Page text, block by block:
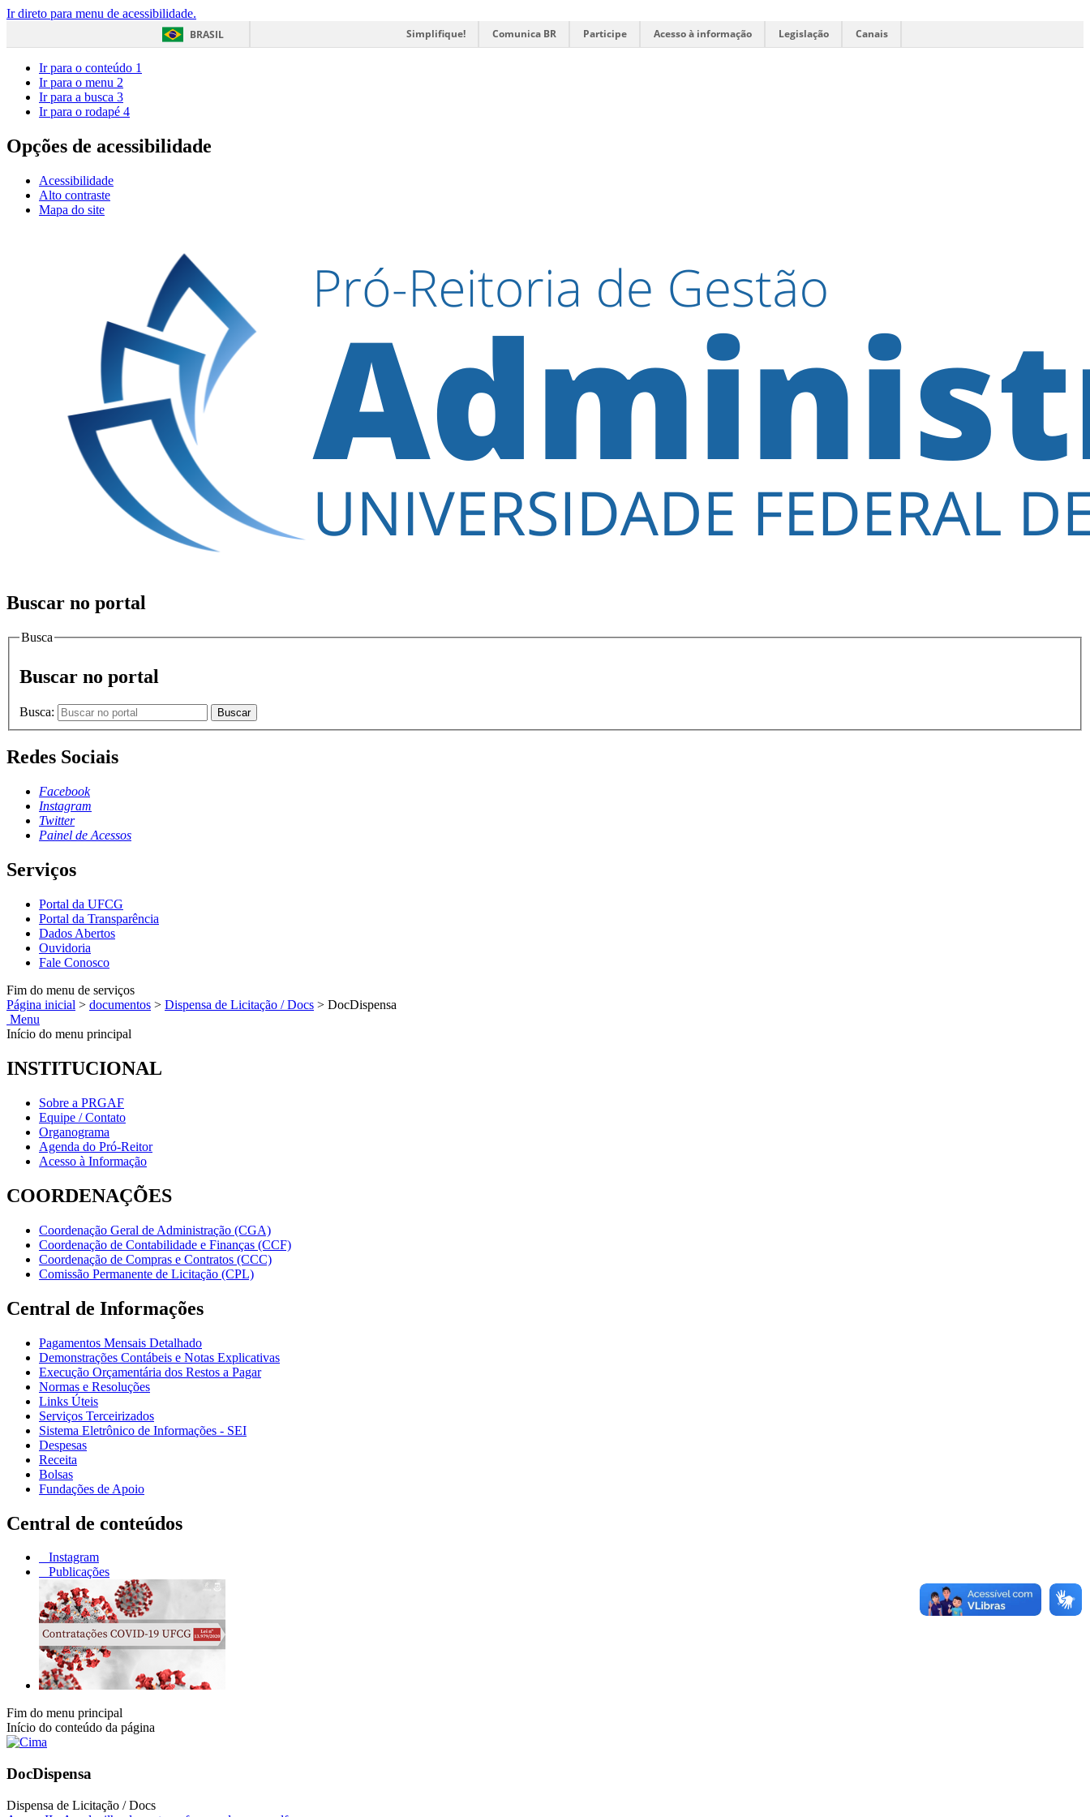
Ir direto para menu de acessibilidade.
BRASIL
Simplifique! Comunica BR Participe Acesso à informação Legislação Canais
Ir para o conteúdo 1
Ir para o menu 2
Ir para a busca 3
Ir para o rodapé 4
Opções de acessibilidade
Acessibilidade
Alto contraste
Mapa do site
Buscar no portal
Busca
Buscar no portal
Busca: Buscar
Redes Sociais
Facebook
Instagram
Twitter
Painel de Acessos
Serviços
Portal da UFCG
Portal da Transparência
Dados Abertos
Ouvidoria
Fale Conosco
Fim do menu de serviços
Página inicial > documentos > Dispensa de Licitação / Docs > DocDispensa
Menu
Início do menu principal
INSTITUCIONAL
Sobre a PRGAF
Equipe / Contato
Organograma
Agenda do Pró-Reitor
Acesso à Informação
COORDENAÇÕES
Coordenação Geral de Administração (CGA)
Coordenação de Contabilidade e Finanças (CCF)
Coordenação de Compras e Contratos (CCC)
Comissão Permanente de Licitação (CPL)
Central de Informações
Pagamentos Mensais Detalhado
Demonstrações Contábeis e Notas Explicativas
Execução Orçamentária dos Restos a Pagar
Normas e Resoluções
Links Úteis
Serviços Terceirizados
Sistema Eletrônico de Informações - SEI
Despesas
Receita
Bolsas
Fundações de Apoio
Central de conteúdos
Instagram
Publicações
Fim do menu principal
Início do conteúdo da página
DocDispensa
Dispensa de Licitação / Docs